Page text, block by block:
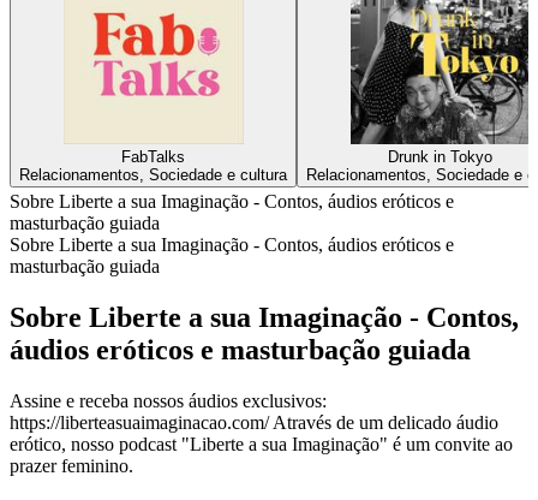
FabTalks
Relacionamentos, Sociedade e cultura
Drunk in Tokyo
Relacionamentos, Sociedade e
Sobre Liberte a sua Imaginação - Contos, áudios eróticos e
masturbação guiada
Sobre Liberte a sua Imaginação - Contos, áudios eróticos e
masturbação guiada
Sobre Liberte a sua Imaginação - Contos,
áudios eróticos e masturbação guiada
Assine e receba nossos áudios exclusivos:
https://liberteasuaimaginacao.com/ Através de um delicado áudio
erótico, nosso podcast "Liberte a sua Imaginação" é um convite ao
prazer feminino.